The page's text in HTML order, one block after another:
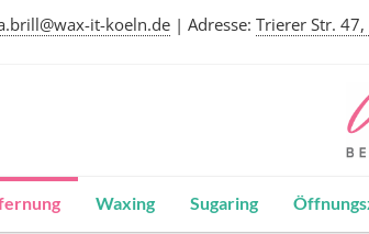
it-koeln.de | Adresse: Trierer Str.
Waxing Sugaring